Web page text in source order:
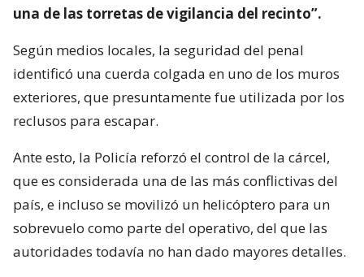
una de las torretas de vigilancia del recinto”.
Según medios locales, la seguridad del penal
identificó una cuerda colgada en uno de los muros
exteriores, que presuntamente fue utilizada por los
reclusos para escapar.
Ante esto, la Policía reforzó el control de la cárcel,
que es considerada una de las más conflictivas del
país, e incluso se movilizó un helicóptero para un
sobrevuelo como parte del operativo, del que las
autoridades todavía no han dado mayores detalles.